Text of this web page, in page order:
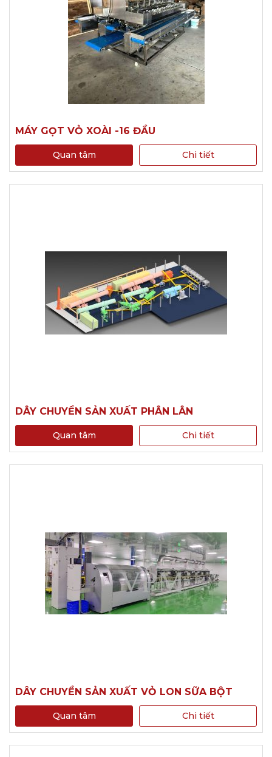
MÁY GỌT VỎ XOÀI -16 ĐẦU
Quan tâm Chi tiết
DÂY CHUYỀN SẢN XUẤT PHÂN LÂN
Quan tâm Chi tiết
DÂY CHUYỀN SẢN XUẤT VỎ LON SỮA BỘT
Quan tâm Chi tiết